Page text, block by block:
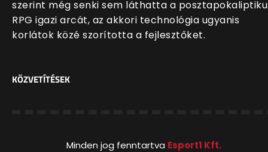
szerint még senki sem láthatta a
RPG igazi arcát, az akkori technológia ugyanis
korlátok közé szorította a fejlesztőket.
KÖZVETÍTÉSEK
Minden jog fenntartva Esport1 Kft.